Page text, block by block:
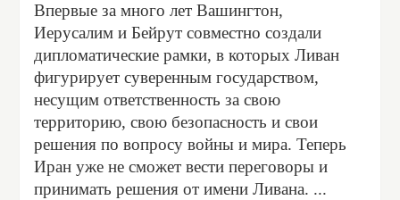
Впервые за много лет Вашингтон,
Иерусалим и Бейрут совместно создали
дипломатические рамки, в которых Ливан
фигурирует суверенным государством,
несущим ответственность за свою
территорию, свою безопасность и свои
решения по вопросу войны и мира. Теперь
Иран уже не сможет вести переговоры и
принимать решения от имени Ливана. ...